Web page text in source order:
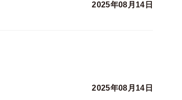
2025年08月14日
2025年08月14日